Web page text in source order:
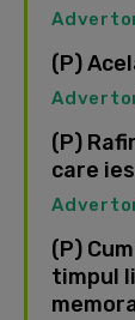
(P)
(P)
care
(P)
timpul